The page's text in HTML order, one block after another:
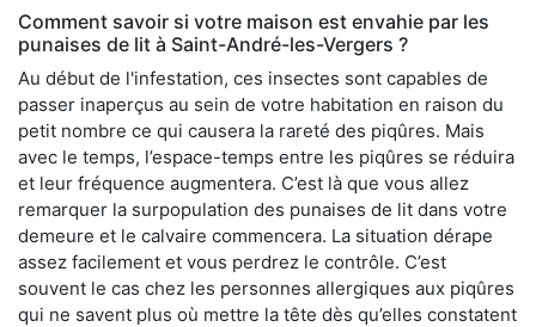
Comment savoir si votre maison est envahie par les
punaises de lit à Saint-André-les-Vergers ?
Au début de l'infestation, ces insectes sont capables de
passer inaperçus au sein de votre habitation en raison du
petit nombre ce qui causera la rareté des piqûres. Mais
avec le temps, l’espace-temps entre les piqûres se réduira
et leur fréquence augmentera. C’est là que vous allez
remarquer la surpopulation des punaises de lit dans votre
demeure et le calvaire commencera. La situation dérape
assez facilement et vous perdrez le contrôle. C’est
souvent le cas chez les personnes allergiques aux piqûres
qui ne savent plus où mettre la tête dès qu’elles constatent